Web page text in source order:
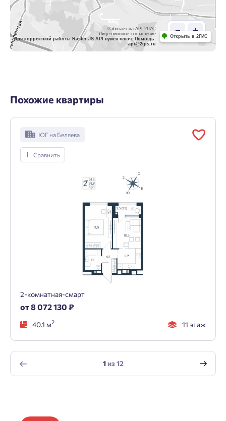
Работает на API 2ГИС
Лицензионное соглашение
Для корректной работы Raster JS API нужен ключ. Помощь:
api@2gis.ru
Открыть в 2ГИС
Похожие квартиры
ЮГ на Беляева
Сравнить
2-комнатная-смарт
от 8 072 130 ₽
40.1 м2 11 этаж
1из12